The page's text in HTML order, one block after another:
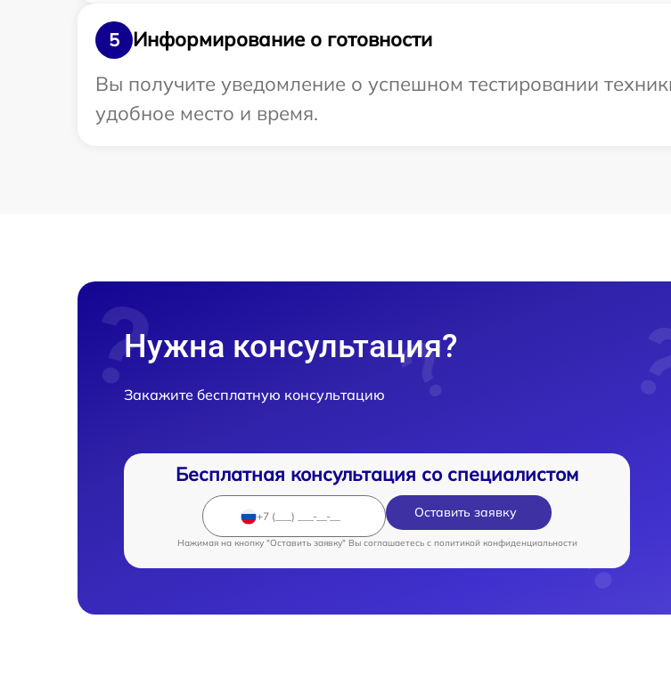
5
Информирование о готовности
Вы получите уведомление о успешном тестировании
удобное место и время.
Нужна консультация?
Закажите бесплатную консультацию
Бесплатная консультация со специалистом
Оставить заявку
Нажимая на кнопку "Оставить заявку" Вы соглашаетесь c политикой конфиденциальности